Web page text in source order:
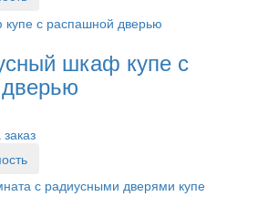
шкаф купе с